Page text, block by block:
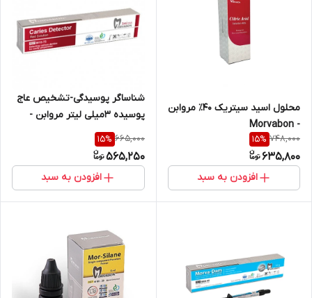
محلول اسید سیتریک ۴۰٪ مروابن
- Morvabon
748,000
15%
635,800
افزودن به سبد
شناساگر پوسیدگی-تشخیص عاج
پوسیده ۳میلی لیتر مروابن -
Morvabon
665,000
15%
565,250
افزودن به سبد